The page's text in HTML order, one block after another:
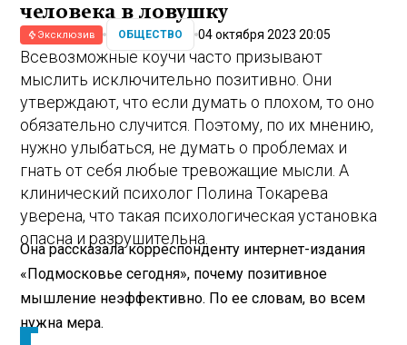
человека в ловушку
Эксклюзив ОБЩЕСТВО 04 октября 2023 20:05
Всевозможные коучи часто призывают
мыслить исключительно позитивно. Они
утверждают, что если думать о плохом, то оно
обязательно случится. Поэтому, по их мнению,
нужно улыбаться, не думать о проблемах и
гнать от себя любые тревожащие мысли. А
клинический психолог Полина Токарева
уверена, что такая психологическая установка
опасна и разрушительна.
Она рассказала корреспонденту интернет-издания
«Подмосковье сегодня», почему позитивное
мышление неэффективно. По ее словам, во всем
нужна мера.